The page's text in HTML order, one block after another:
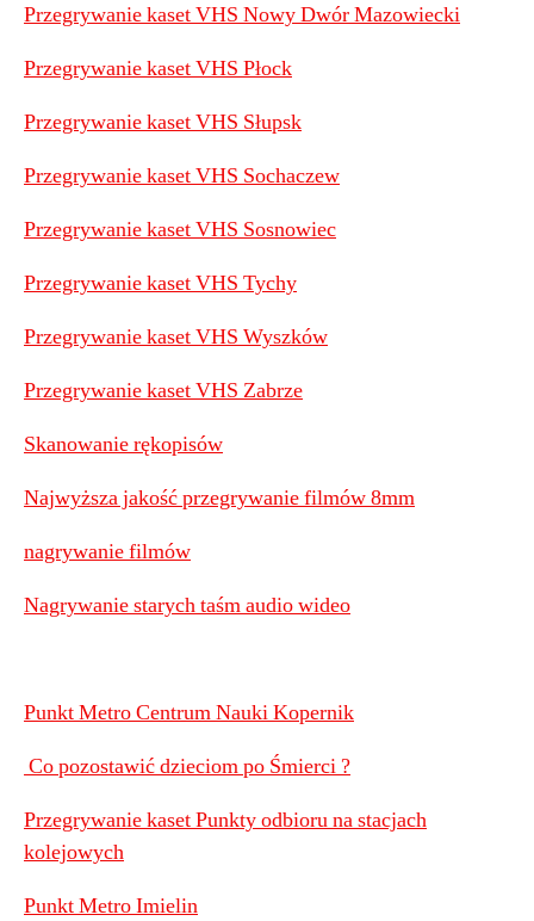
Przegrywanie kaset VHS Nowy Dwór Mazowiecki
Przegrywanie kaset VHS Płock
Przegrywanie kaset VHS Słupsk
Przegrywanie kaset VHS Sochaczew
Przegrywanie kaset VHS Sosnowiec
Przegrywanie kaset VHS Tychy
Przegrywanie kaset VHS Wyszków
Przegrywanie kaset VHS Zabrze
Skanowanie rękopisów
Najwyższa jakość przegrywanie filmów 8mm
nagrywanie filmów
Nagrywanie starych taśm audio wideo
Punkt Metro Centrum Nauki Kopernik
Co pozostawić dzieciom po Śmierci ?
Przegrywanie kaset Punkty odbioru na stacjach
kolejowych
Punkt Metro Imielin